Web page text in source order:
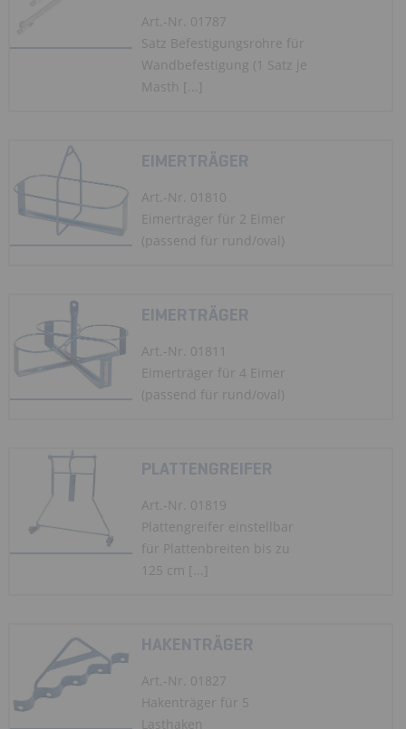
Art.-Nr. 01787
Satz Befestigungsrohre für
Wandbefestigung (1 Satz je
Masth [...]
EIMERTRÄGER
Art.-Nr. 01810
Eimerträger für 2 Eimer
(passend für rund/oval)
EIMERTRÄGER
Art.-Nr. 01811
Eimerträger für 4 Eimer
(passend für rund/oval)
PLATTENGREIFER
Art.-Nr. 01819
Plattengreifer einstellbar
für Plattenbreiten bis zu
125 cm [...]
HAKENTRÄGER
Art.-Nr. 01827
Hakenträger für 5
Lasthaken